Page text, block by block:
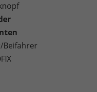
Beifahrer